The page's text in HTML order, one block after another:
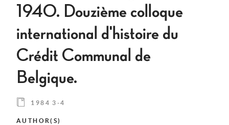
1940. Douzième colloque
international d'histoire du
Crédit Communal de
Belgique.
1984 3-4
AUTHOR(S)